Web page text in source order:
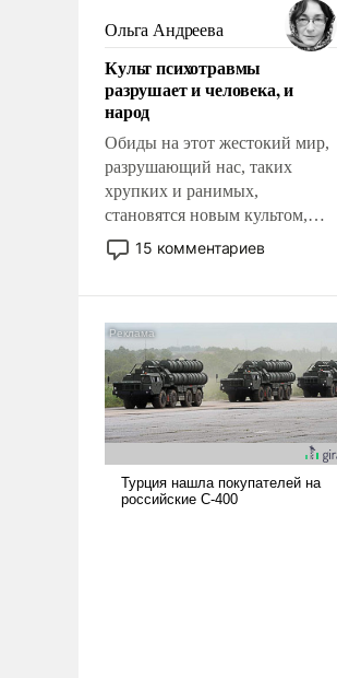
и ее реализация радикально
поднимет наши боевые
возможности.
Ольга Андреева
Культ психотравмы
разрушает и человека, и
народ
Обиды на этот жестокий мир,
разрушающий нас, таких
хрупких и ранимых,
становятся новым культом,
постепенно вытесняя и
отменяя традиционное
ударами судьбы, брать на себя
ответственность, помогать
слабым, идти вперед и
адаптироваться.
15 комментариев